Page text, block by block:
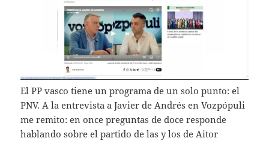
El PP vasco tiene un programa de un solo punto: el
PNV. A la entrevista a Javier de Andrés en Vozpópuli
me remito: en once preguntas de doce responde
hablando sobre el partido de las y los de Aitor